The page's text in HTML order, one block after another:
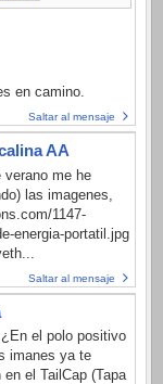
en camino.
Saltar al mensaje
AA
verano me he
las imagenes,
1147-
energia-portatil.jpg
Saltar al mensaje
el polo positivo
imanes ya te
el TailCap (Tapa